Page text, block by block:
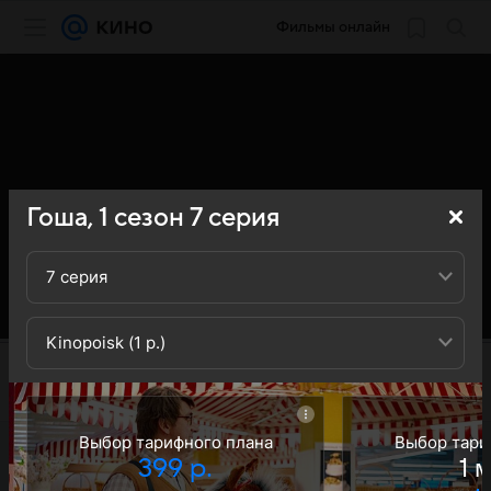
Гоша, 1 сезон 7 серия
7 серия
Kinopoisk (1 р.)
Выбор тарифного плана
399 р.
Выбор
1